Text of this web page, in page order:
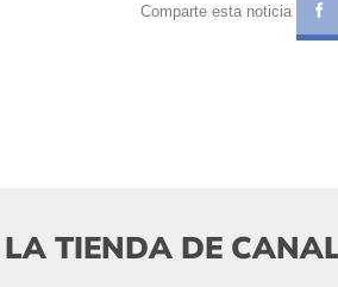
Comparte esta noticia
LA TIENDA DE